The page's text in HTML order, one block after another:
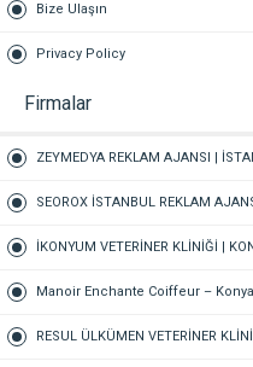
Bize Ulaşın
Privacy Policy
Firmalar
ZEYMEDYA REKLAM AJANSI |
PAZARLAMA AJANSI, SOSYAL
SEOROX İSTANBUL REKLAM
PAZARLAMA AJANSI, SEO
İKONYUM VETERİNER KLİNİĞİ |
VETERİNER-KARATAY | ACİL-7/24
Manoir Enchante Coiffeur –
Kuaförü – Meram Kuaför – Bayan
RESUL ÜLKÜMEN VETERİNER